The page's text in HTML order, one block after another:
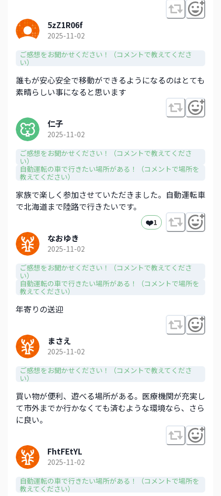
5zZ1R06f
2025-11-02
ご感想をお聞かせください！（コメントで教えてくださ
い）
誰もが安心安全で移動ができるようになるのはとても
素晴らしい事になると思います
仁子
2025-11-02
ご感想をお聞かせください！（コメントで教えてくださ
い）
自動運転の車で行きたい場所がある！（コメントで場所を
教えてください）
家族で楽しく参加させていただきました。自動運転車
で北海道まで陸路で行きたいです。
❤️1
なおゆき
2025-11-02
ご感想をお聞かせください！（コメントで教えてくださ
い）
自動運転の車で行きたい場所がある！（コメントで場所を
教えてください）
年寄りの送迎
まさえ
2025-11-02
ご感想をお聞かせください！（コメントで教えてくださ
い）
買い物が便利、遊べる場所がある。医療機関が充実し
て市外までか行かなくても済むような環境なら、さら
に良い。
FhtFEtYL
2025-11-02
自動運転の車で行きたい場所がある！（コメントで場所を
教えてください）